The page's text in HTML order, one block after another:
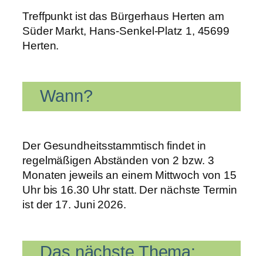
Treffpunkt ist das Bürgerhaus Herten am
Süder Markt, Hans-Senkel-Platz 1, 45699
Herten.
Wann?
Der Gesundheitsstammtisch findet in
regelmäßigen Abständen von 2 bzw. 3
Monaten jeweils an einem Mittwoch von 15
Uhr bis 16.30 Uhr statt. Der nächste Termin
ist der 17. Juni 2026.
Das nächste Thema: